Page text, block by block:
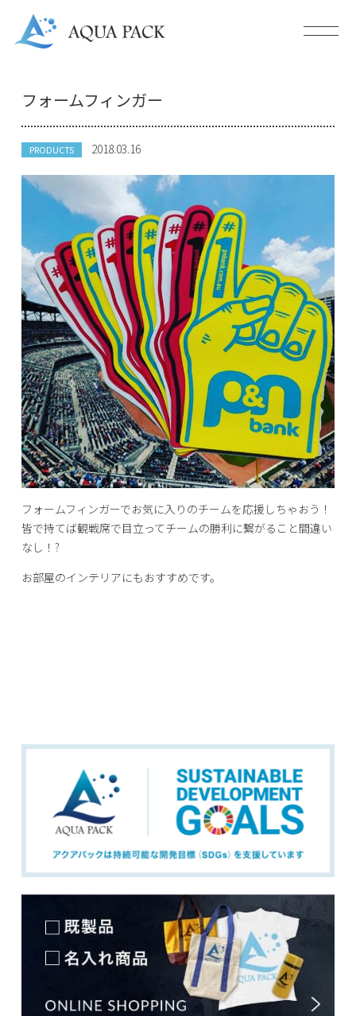
フォームフィンガー
PRODUCTS 2018.03.16
フォームフィンガーでお気に入りのチームを応援しちゃおう！
皆で持てば観戦席で目立ってチームの勝利に繋がること間違い
なし！?
お部屋のインテリアにもおすすめです。